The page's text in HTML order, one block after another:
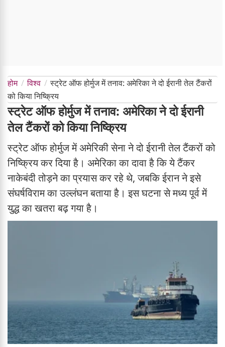
होम विश्व
स्ट्रेट ऑफ होर्मुज में तनाव: अमेरिका ने दो ईरानी तेल टैंकरों
को किया निष्क्रिय
स्ट्रेट ऑफ होर्मुज में तनाव: अमेरिका ने दो ईरानी
तेल टैंकरों को किया निष्क्रिय
स्ट्रेट ऑफ होर्मुज में अमेरिकी सेना ने दो ईरानी तेल टैंकरों को
निष्क्रिय कर दिया है। अमेरिका का दावा है कि ये टैंकर
नाकेबंदी तोड़ने का प्रयास कर रहे थे, जबकि ईरान ने इसे
संघर्षविराम का उल्लंघन बताया है। इस घटना से मध्य पूर्व में
युद्ध का खतरा बढ़ गया है।